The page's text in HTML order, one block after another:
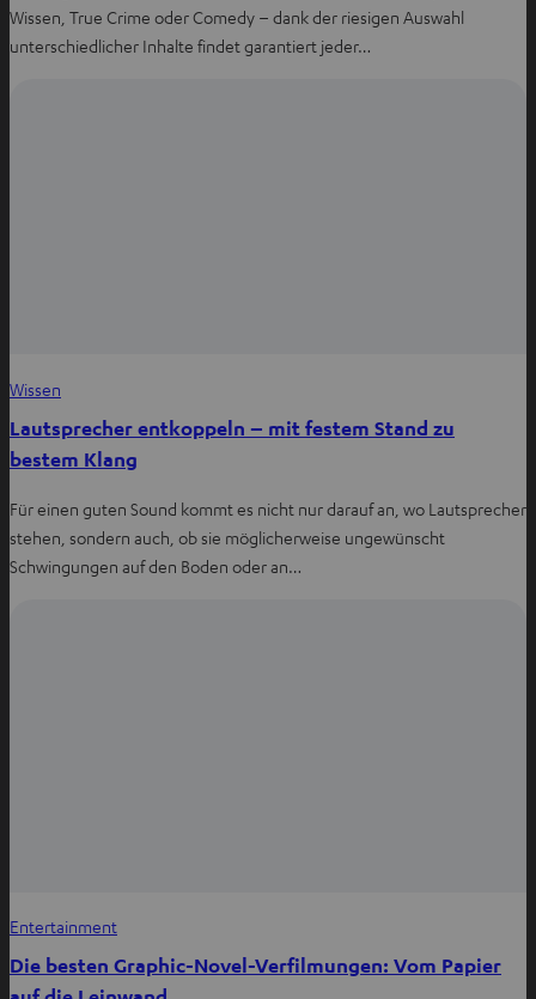
Wissen, True Crime oder Comedy – dank der riesigen Auswahl
unterschiedlicher Inhalte findet garantiert jeder…
Wissen
Lautsprecher entkoppeln – mit festem Stand zu
bestem Klang
Für einen guten Sound kommt es nicht nur darauf an, wo Lautsprecher
stehen, sondern auch, ob sie möglicherweise ungewünscht
Schwingungen auf den Boden oder an…
Entertainment
Die besten Graphic-Novel-Verfilmungen: Vom Papier